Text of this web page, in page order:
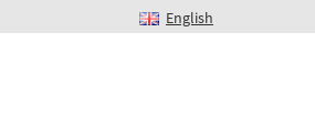
English